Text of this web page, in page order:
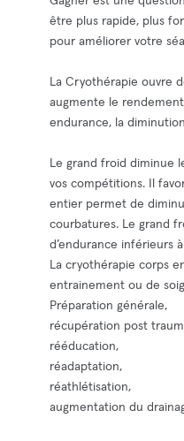
être plus rapide, plus
pour améliorer votre
La Cryothérapie ouvre
augmente le
endurance, la
Le grand froid diminue
vos compétitions. Il
entier permet de
courbatures. Le grand
d’endurance inférieurs
La cryothérapie corps
entrainement ou de
Préparation générale,
récupération post
rééducation,
réadaptation,
réathlétisation,
augmentation du